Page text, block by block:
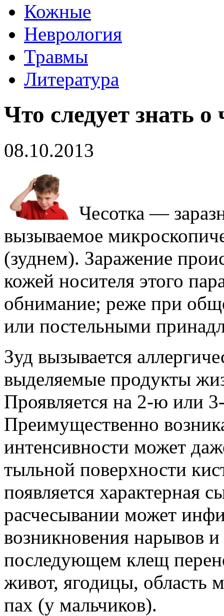
Кожные
Неврология
Травмы
Литература
Что следует знать о
08.10.2013
Чесотка —
вызываемое
(зуднем). Заражение
кожей носителя этого
обнимание; реже при
или постельными
Зуд вызывается
выделяемые продукты
Проявляется на 2-ю или
Преимущественно
интенсивности может
тыльной поверхности
появляется характерная
расчесывании может
возникновения нарывов
последующем клещ
живот, ягодицы, область
пах (у мальчиков).